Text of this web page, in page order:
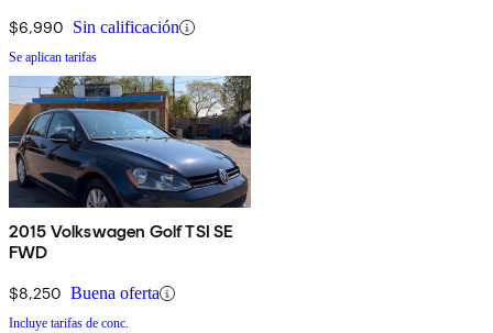
$6,990 Sin calificación
Se aplican tarifas
2015 Volkswagen Golf TSI SE
FWD
$8,250 Buena oferta
Incluye tarifas de conc.